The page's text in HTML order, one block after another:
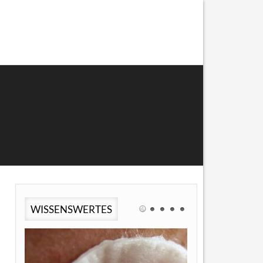
WISSENSWERTES